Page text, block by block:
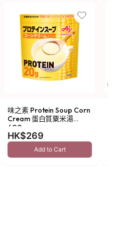
味之素 Protein Soup Corn
Cream 蛋白質粟米湯
600g
HK$269
Add to Cart